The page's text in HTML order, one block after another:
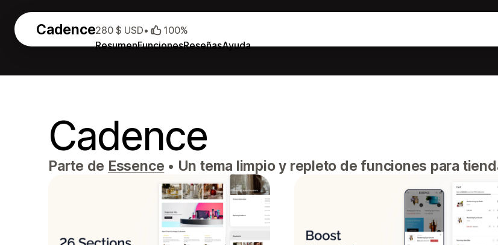
Cadence
ResumenFuncionesReseñasAyuda
280 $ USD• 100%
Cadence
Parte de Essence • Un tema limpio y repleto de funciones para